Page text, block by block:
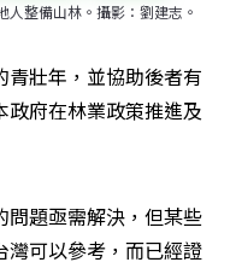
整備山林。攝影：劉建志。
壯年，並協助後者有
政府在林業政策推進及
問題亟需解決，但某些
灣可以參考，而已經證